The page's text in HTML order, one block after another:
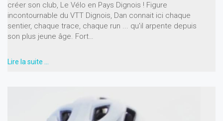
créer son club, Le Vélo en Pays Dignois ! Figure
incontournable du VTT Dignois, Dan connait ici chaque
sentier, chaque trace, chaque run ... qu'il arpente depuis
son plus jeune âge. Fort…
Lire la suite …